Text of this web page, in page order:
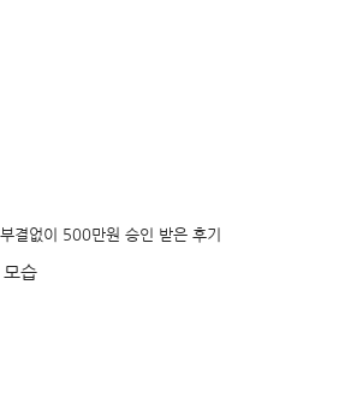
결없이 500만원 승인 받은 후기